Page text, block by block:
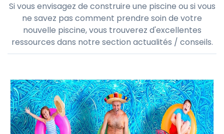
Si vous envisagez de construire une piscine ou si vous
ne savez pas comment prendre soin de votre
nouvelle piscine, vous trouverez d'excellentes
ressources dans notre section actualités / conseils.